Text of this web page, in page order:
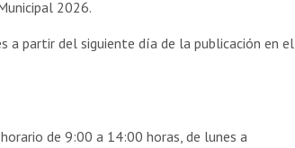
2026.
a partir del siguiente día de la publicación en el
de 9:00 a 14:00 horas, de lunes a